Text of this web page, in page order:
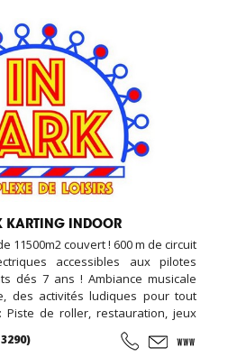
KARTING INDOOR
11500m2 couvert ! 600 m de circuit
accessibles aux pilotes
dés 7 ans ! Ambiance musicale
des activités ludiques pour tout
de roller, restauration, jeux
game, salle de loisirs enfant,
événementielles, séminaires